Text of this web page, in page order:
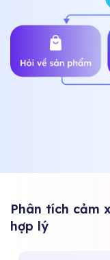
Phân tích cảm
hợp lý